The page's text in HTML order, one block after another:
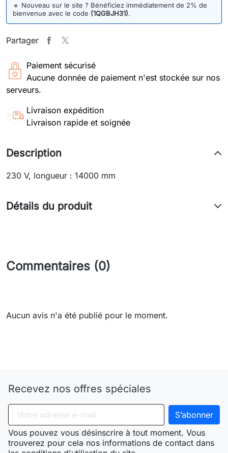
🔹 Nouveau sur le site ? Bénéficiez immédiatement de 2% de
bienvenue avec le code (1QGBJH31).
Partager
Paiement sécurisé
Aucune donnée de paiement n'est stockée sur nos
serveurs.
Livraison expédition
Livraison rapide et soignée
Description
230 V, longueur : 14000 mm
Détails du produit
Commentaires (0)
Aucun avis n'a été publié pour le moment.
Recevez nos offres spéciales
Vous pouvez vous désinscrire à tout moment. Vous
trouverez pour cela nos informations de contact dans